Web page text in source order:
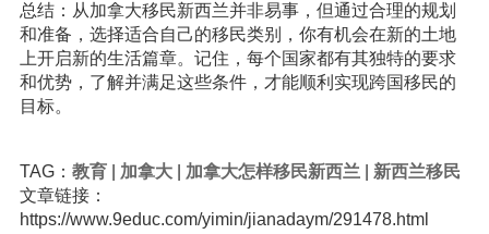
总结：从加拿大移民新西兰并非易事，但通过合理的规划
和准备，选择适合自己的移民类别，你有机会在新的土地
上开启新的生活篇章。记住，每个国家都有其独特的要求
和优势，了解并满足这些条件，才能顺利实现跨国移民的
目标。
TAG： 教育| 加拿大| 加拿大怎样移民新西兰
新西兰移民
文章链接：
https://www.9educ.com/yimin/jianadaym/291478.html